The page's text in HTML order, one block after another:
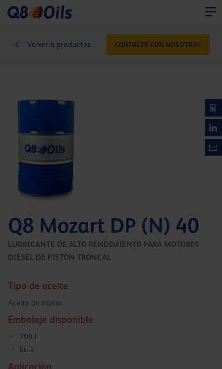
Volver a productos CONTACTE CON NOSOTROS
Q8 Mozart DP (N) 40
LUBRICANTE DE ALTO RENDIMIENTO PARA MOTORES
DIÉSEL DE PISTÓN TRONCAL
Tipo de aceite
Aceite de motor
Embalaje disponible
208 L
Bulk
Aplicación